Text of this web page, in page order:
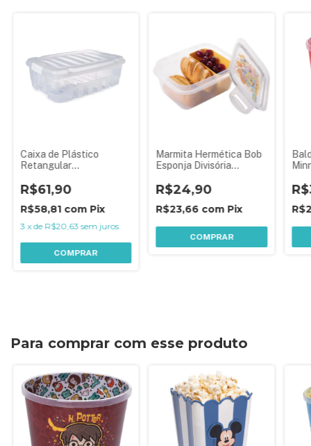
Caixa de Plástico
Retangular
Tampa e Travas Laterais
Gran Box
R$61,90
R$58,81 com Pix
3 xde R$20,63 sem juros
COMPRAR
Marmita Hermética Bob
Esponja Divisória
R$24,90
R$23,66 com Pix
COMPRAR
Para comprar com esse produto